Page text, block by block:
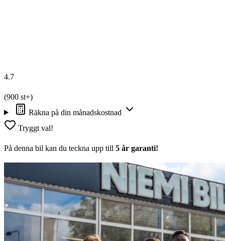
4.7
(900 st+)
Räkna på din månadskostnad
Tryggt val!
På denna bil kan du teckna upp till 5 år garanti!